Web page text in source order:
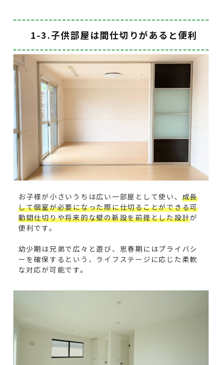
1-3.子供部屋は間仕切りがあると便利
お子様が小さいうちは広い一部屋として使い、 成長
して個室が必要になった際に仕切ることができる可
動間仕切りや将来的な壁の新設を前提とした設計が
便利です。
幼少期は兄弟で広々と遊び、思春期にはプライバシ
ーを確保するという、ライフステージに応じた柔軟
な対応が可能です。